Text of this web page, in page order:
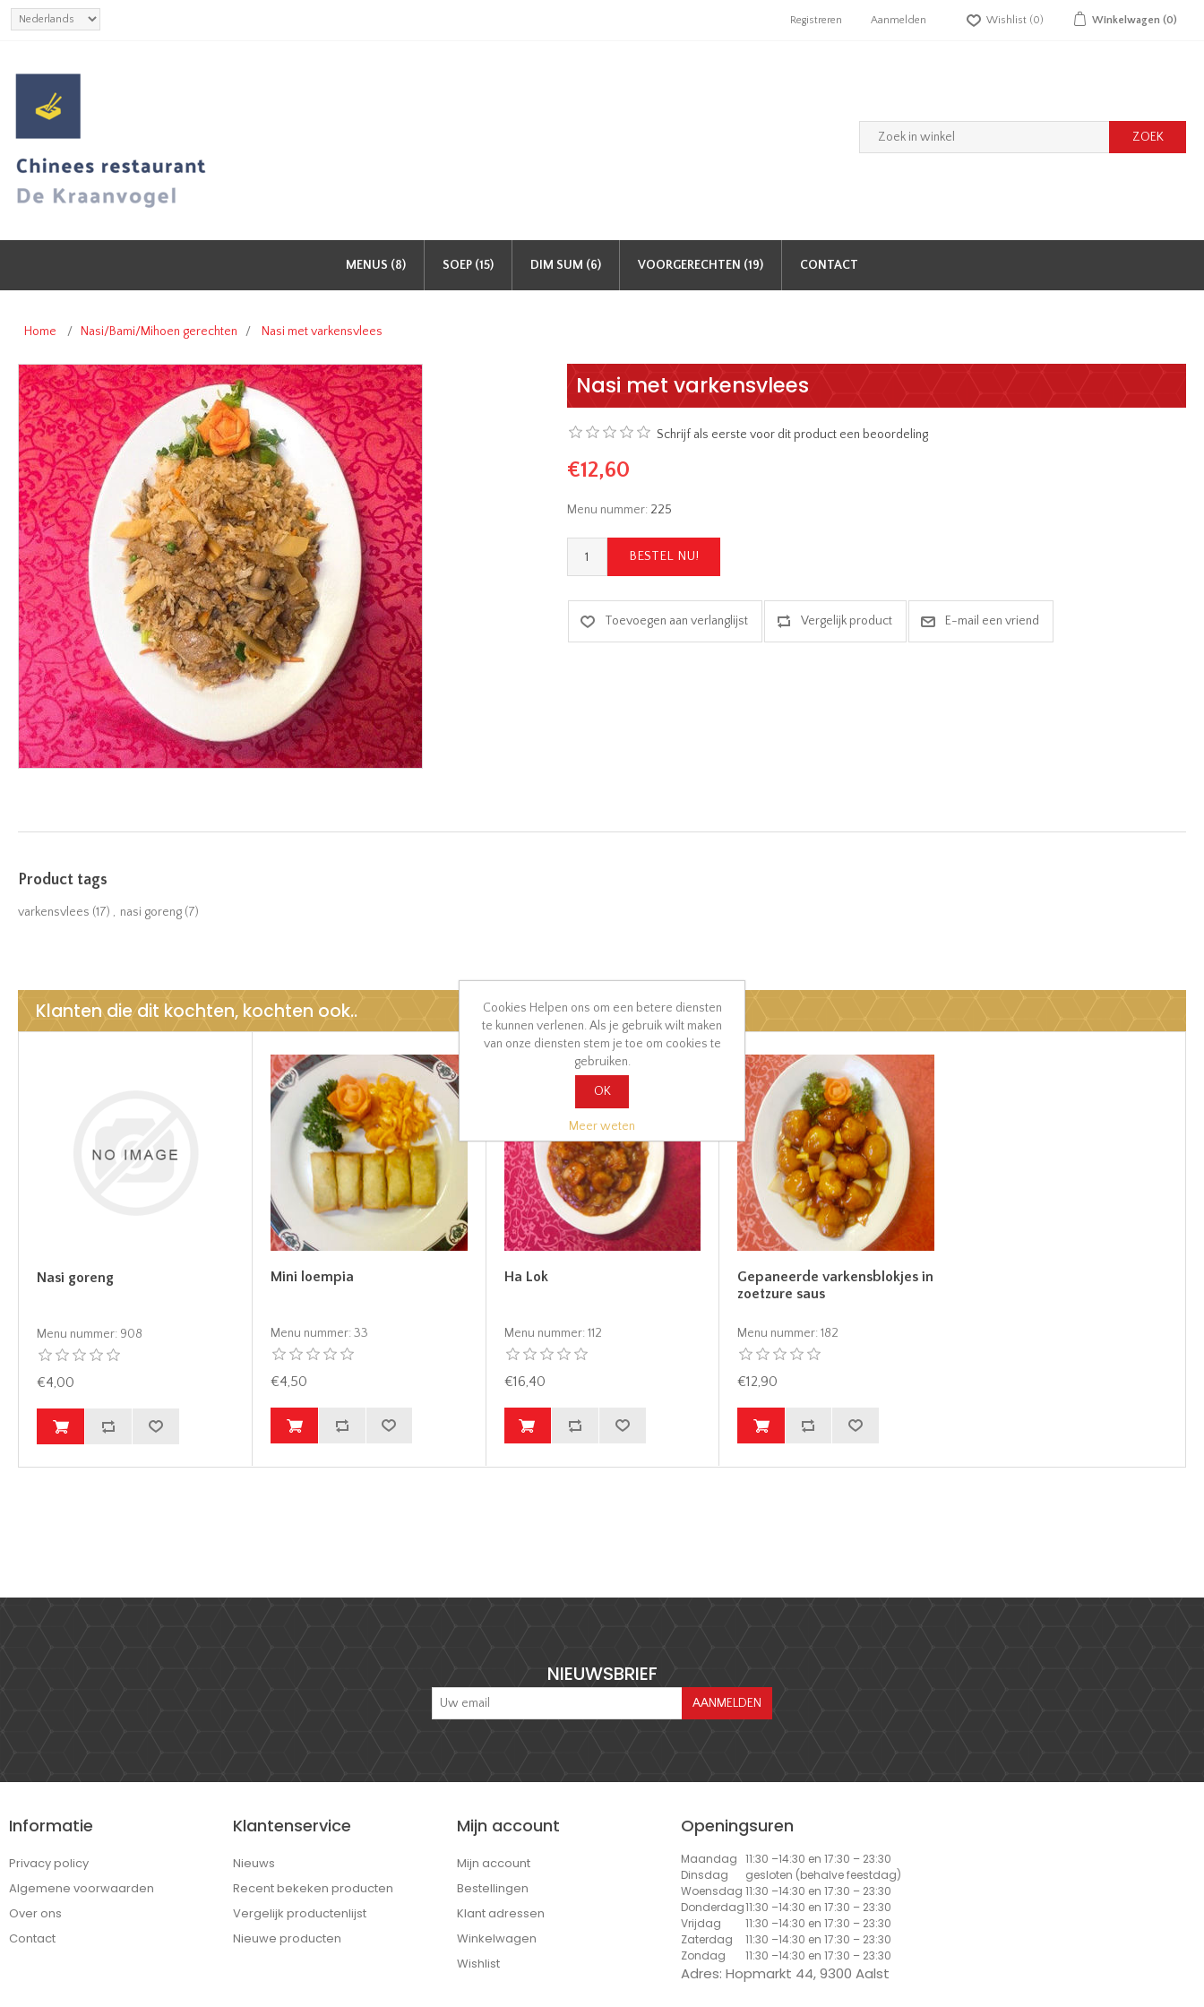
Registreren Aanmelden Wishlist (0) Winkelwagen (0)
MENUS (8) SOEP (15) DIM SUM (6) VOORGERECHTEN (19) CONTACT
Home / Nasi/Bami/Mihoen gerechten / Nasi met varkensvlees
Nasi met varkensvlees
Schrijf als eerste voor dit product een beoordeling
€12,60
Menu nummer: 225
Product tags
varkensvlees (17) , nasi goreng (7)
Klanten die dit kochten, kochten ook..
Nasi goreng
Menu nummer: 908
€4,00
Mini loempia
Menu nummer: 33
€4,50
Ha Lok
Menu nummer: 112
€16,40
Gepaneerde varkensblokjes in
zoetzure saus
Menu nummer: 182
€12,90
NIEUWSBRIEF
Informatie
Privacy policy
Algemene voorwaarden
Over ons
Contact
Klantenservice
Nieuws
Recent bekeken producten
Vergelijk productenlijst
Nieuwe producten
Mijn account
Mijn account
Bestellingen
Klant adressen
Winkelwagen
Wishlist
Openingsuren
Maandag 11:30 –14:30 en 17:30 – 23:30
Dinsdag
gesloten (behalve feestdag)
Woensdag 11:30 –14:30 en 17:30 – 23:30
Donderdag11:30 –14:30 en 17:30 – 23:30
Vrijdag
11:30 –14:30 en 17:30 – 23:30
Zaterdag
11:30 –14:30 en 17:30 – 23:30
Zondag
11:30 –14:30 en 17:30 – 23:30
Adres: Hopmarkt 44, 9300 Aalst
Cookies Helpen ons om een betere diensten
te kunnen verlenen. Als je gebruik wilt maken
van onze diensten stem je toe om cookies te
gebruiken.
OK
Meer weten